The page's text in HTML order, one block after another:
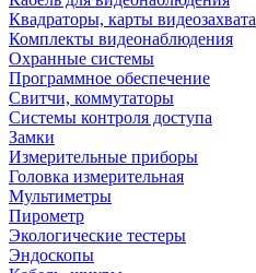
Квадраторы, карты видеозахвата
Комплекты видеонаблюдения
Охранные системы
Программное обеспечение
Свитчи, коммутаторы
Системы контроля доступа
Замки
Измерительные приборы
Головка измерительная
Мультиметры
Пирометр
Экологические тестеры
Эндоскопы